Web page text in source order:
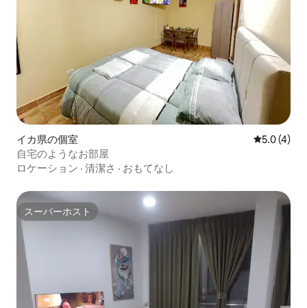
イカ県の個室 レビュー4
5.0 (4)
自宅のようなお部屋
ロケーション · 清潔さ · おもてなし
スーパーホスト
スーパーホスト